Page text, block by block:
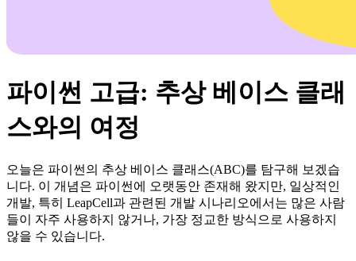
파이썬 고급: 추상 베이스 클래
스와의 여정
오늘은 파이썬의 추상 베이스 클래스(ABC)를 탐구해 보겠습
니다. 이 개념은 파이썬에 오랫동안 존재해 왔지만, 일상적인
개발, 특히 LeapCell과 관련된 개발 시나리오에서는 많은 사람
들이 자주 사용하지 않거나, 가장 정교한 방식으로 사용하지
않을 수 있습니다.